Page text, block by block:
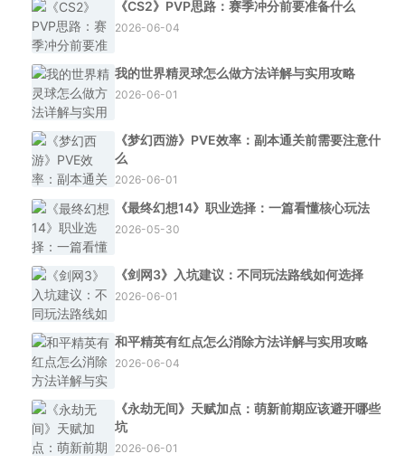
《CS2》PVP思路：赛季冲分前要准备什么
2026-06-04
我的世界精灵球怎么做方法详解与实用攻略
2026-06-01
《梦幻西游》PVE效率：副本通关前需要注意什
么
2026-06-01
《最终幻想14》职业选择：一篇看懂核心玩法
2026-05-30
《剑网3》入坑建议：不同玩法路线如何选择
2026-06-01
和平精英有红点怎么消除方法详解与实用攻略
2026-06-04
《永劫无间》天赋加点：萌新前期应该避开哪些
坑
2026-06-01